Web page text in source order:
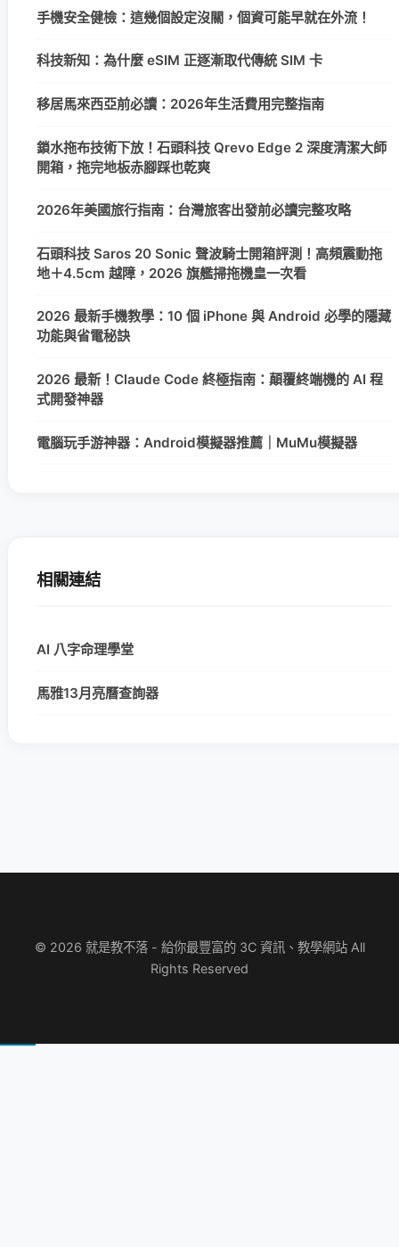
手機安全健檢：這幾個設定沒關，個資可能早就在外流！
科技新知：為什麼 eSIM 正逐漸取代傳統 SIM 卡
移居馬來西亞前必讀：2026年生活費用完整指南
鎖水拖布技術下放！石頭科技 Qrevo Edge 2 深度清潔大師
開箱，拖完地板赤腳踩也乾爽
2026年美國旅行指南：台灣旅客出發前必讀完整攻略
石頭科技 Saros 20 Sonic 聲波騎士開箱評測！高頻震動拖
地＋4.5cm 越障，2026 旗艦掃拖機皇一次看
2026 最新手機教學：10 個 iPhone 與 Android 必學的隱藏
功能與省電秘訣
2026 最新！Claude Code 終極指南：顛覆終端機的 AI 程
式開發神器
電腦玩手游神器：Android模擬器推薦｜MuMu模擬器
相關連結
AI 八字命理學堂
馬雅13月亮曆查詢器
© 2026 就是教不落 - 給你最豐富的 3C 資訊、教學網站 All
Rights Reserved